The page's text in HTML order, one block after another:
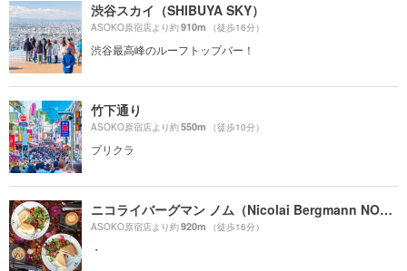
渋谷スカイ（SHIBUYA SKY）
ASOKO原宿店より約910m （徒歩16分）
渋谷最高峰のルーフトップバー！
竹下通り
ASOKO原宿店より約550m （徒歩10分）
プリクラ
ニコライバーグマン ノム（Nicolai Bergmann NOMU ）
ASOKO原宿店より約920m （徒歩16分）
・